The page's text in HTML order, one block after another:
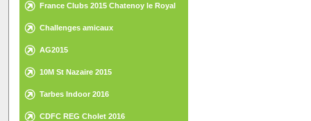
France Clubs 2015 Chatenoy le Royal
Challenges amicaux
AG2015
10M St Nazaire 2015
Tarbes Indoor 2016
CDFC REG Cholet 2016